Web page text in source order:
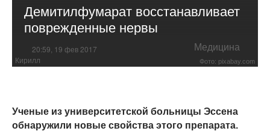
Демитилфумарат восстанавливает
поврежденные нервы
20:59, 19 фев 2017 Медицина
Кирилл Фото: pixabay.com
Ученые из университетской больницы Эссена
обнаружили новые свойства этого препарата.